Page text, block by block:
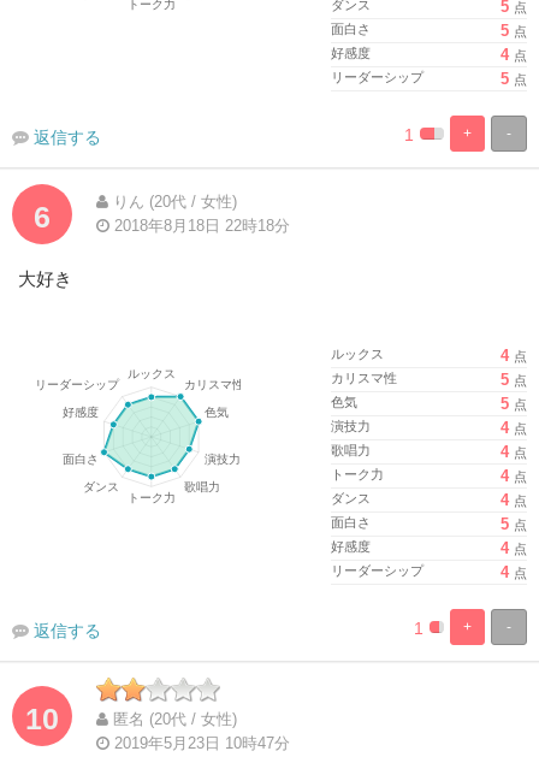
ダンス
5 点
面白さ
5 点
好感度
4 点
リーダーシップ
5 点
-
+
%100%
1
返信する
6
りん (20代 / 女性)
2018年8月18日 22時18分
大好き
ルックス 4 点
カリスマ性
5 点
色気
5 点
演技力
4 点
歌唱力
4 点
トーク力
4 点
ダンス
4 点
面白さ
5 点
好感度
4 点
リーダーシップ
4 点
-
+
%100%
1
返信する
10
匿名 (20代 / 女性)
2019年5月23日 10時47分